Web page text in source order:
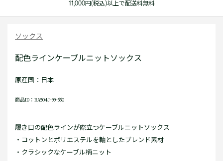
11,000円(税込)以上で配送料無料
ソックス
配色ラインケーブルニットソックス
原産国：日本
商品ID：RA504J-99-550
履き口の配色ラインが際立つケーブルニットソックス
・コットンとポリエステルを軸としたブレンド素材
・クラシックなケーブル柄ニット